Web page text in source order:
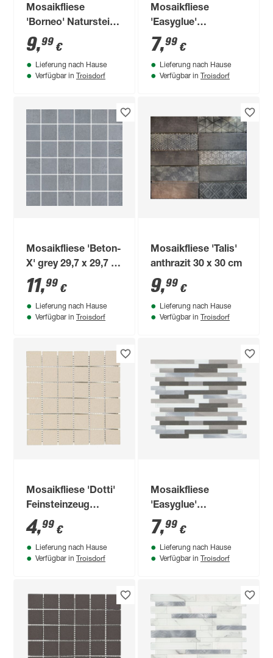
Mosaikfliese
'Borneo' Naturstein
beige 28,6 x 30 cm
9,99 €
Lieferung nach Hause
Verfügbar in Troisdorf
Mosaikfliese
'Easyglue'
selbstklebend Glas
aluminiumfarben/weiß
30 x 30 cm
7,99 €
Lieferung nach Hause
Verfügbar in Troisdorf
Mosaikfliese 'Beton-
X' grey 29,7 x 29,7 x
0,9 cm
11,99 €
Lieferung nach Hause
Verfügbar in Troisdorf
Mosaikfliese 'Talis'
anthrazit 30 x 30 cm
9,99 €
Lieferung nach Hause
Verfügbar in Troisdorf
Mosaikfliese 'Dotti'
Feinsteinzeug
graubeige 30 x 30
cm
4,99 €
Lieferung nach Hause
Verfügbar in Troisdorf
Mosaikfliese
'Easyglue'
selbstklebend grau
Kunststoff/Glas 30 x
30,5 cm
7,99 €
Lieferung nach Hause
Verfügbar in Troisdorf